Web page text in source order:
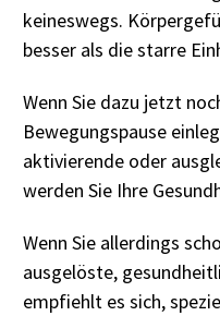
keineswegs.
besser als die starre
Wenn Sie dazu jetzt
Bewegungspause
aktivierende oder
werden Sie Ihre
Wenn Sie allerdings
ausgelöste,
empfiehlt es sich,